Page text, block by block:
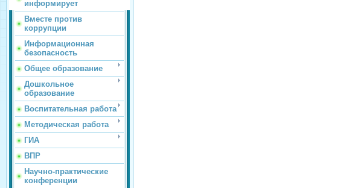
информирует
Вместе против
коррупции
Информационная
безопасность
Общее образование
Дошкольное
образование
Воспитательная работа
Методическая работа
ГИА
ВПР
Научно-практические
конференции